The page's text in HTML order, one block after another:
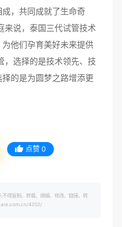
，共同成就了生命奇
来说，泰国三代试管技术
他们孕育美好未来提供
，选择的是技术领先、技
的是为圆梦之路增添更
点赞 0
得复制、转载、摘编、修改、链接、转
4202/